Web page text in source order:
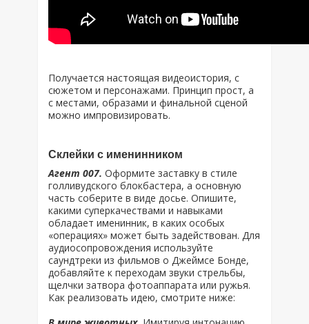
Получается настоящая видеоистория, с
сюжетом и персонажами. Принцип прост, а
с местами, образами и финальной сценой
можно импровизировать.
Склейки с именинником
Агент 007. Оформите заставку в стиле
голливудского блокбастера, а основную
часть соберите в виде досье. Опишите,
какими суперкачествами и навыками
обладает именинник, в каких особых
«операциях» может быть задействован. Для
аудиосопровождения используйте
саундтреки из фильмов о Джеймсе Бонде,
добавляйте к переходам звуки стрельбы,
щелчки затвора фотоаппарата или ружья.
Как реализовать идею, смотрите ниже: